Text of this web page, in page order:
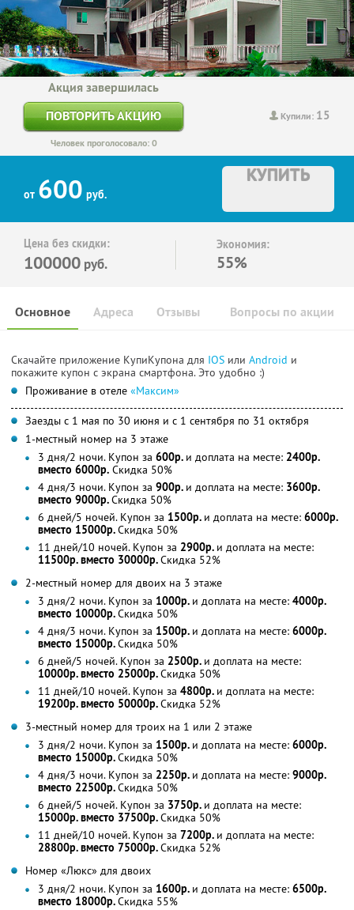
Купили: 15
Акция завершилась
ПОВТОРИТЬ АКЦИЮ
Человек проголосовало: 0
от 600 руб.
КУПИТЬ
Цена без скидки:
100000 руб.
Экономия:
55%
Основное Отзывы Вопросы по акции
Адреса
Скачайте приложение КупиКупона для IOS или Android и
покажите купон с экрана смартфона. Это удобно :)
Проживание в отеле «Максим»
Заезды с 1 мая по 30 июня и с 1 сентября по 31 октября
1-местный номер на 3 этаже
3 дня/2 ночи. Купон за 600р. и доплата на месте: 2400р.
вместо 6000р. Скидка 50%
4 дня/3 ночи. Купон за 900р. и доплата на месте: 3600р.
вместо 9000р.Скидка 50%
6 дней/5 ночей. Купон за 1500р. и доплата на месте: 6000р.
вместо 15000р.Скидка 50%
11 дней/10 ночей. Купон за 2900р. и доплата на месте:
11500р. вместо 30000р.Скидка 52%
2-местный номер для двоих на 3 этаже
3 дня/2 ночи. Купон за 1000р. и доплата на месте: 4000р.
вместо 10000р.Скидка 50%
4 дня/3 ночи. Купон за 1500р. и доплата на месте: 6000р.
вместо 15000р.Скидка 50%
6 дней/5 ночей. Купон за 2500р. и доплата на месте:
10000р. вместо 25000р.Скидка 50%
11 дней/10 ночей. Купон за 4800р. и доплата на месте:
19200р. вместо 50000р.Скидка 52%
3-местный номер для троих на 1 или 2 этаже
3 дня/2 ночи. Купон за 1500р. и доплата на месте: 6000р.
вместо 15000р.Скидка 50%
4 дня/3 ночи. Купон за 2250р. и доплата на месте: 9000р.
вместо 22500р.Скидка 50%
6 дней/5 ночей. Купон за 3750р. и доплата на месте:
15000р. вместо 37500р.Скидка 50%
11 дней/10 ночей. Купон за 7200р. и доплата на месте:
28800р. вместо 75000р.Скидка 52%
Номер «Люкс» для двоих
3 дня/2 ночи. Купон за 1600р. и доплата на месте: 6500р.
вместо 18000р.Скидка 55%